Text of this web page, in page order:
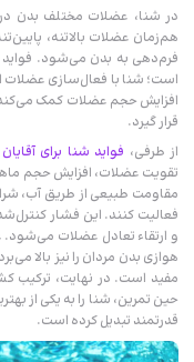
در شنا، عضلات مختلف بدن
هم‌زمان عضلات بالا‌تنه،
فرم‌دهی به بدن می‌شود. فواید
است؛ شنا با فعال‌سازی عضلات
افزایش حجم عضلات کمک
قرار گیرد.
از طرفی، فواید شنا برای آقایان
تقویت عضلات، افزایش حجم
مقاومت طبیعی از طریق آب،
فعالیت کنند. این فشار
و ارتقاء تعادل عضلات می‌شود.
هوازی بدن مردان را نیز بالا
مفید است. در نهایت، ترکیب
حین تمرین، شنا را به یکی از
قدرتمند تبدیل کرده است.